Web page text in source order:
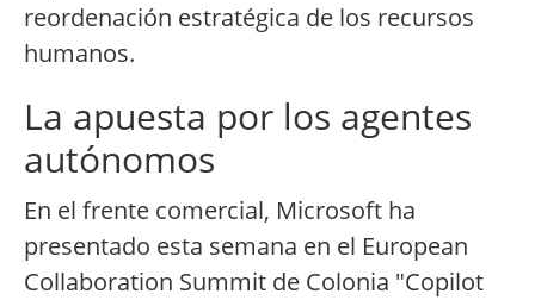
reordenación estratégica de los recursos
humanos.
La apuesta por los agentes
autónomos
En el frente comercial, Microsoft ha
presentado esta semana en el European
Collaboration Summit de Colonia "Copilot